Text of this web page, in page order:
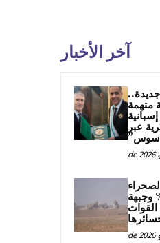
آخر الأخبار
متهمة
عبر
بنسبة 6% وجبهة
القوات